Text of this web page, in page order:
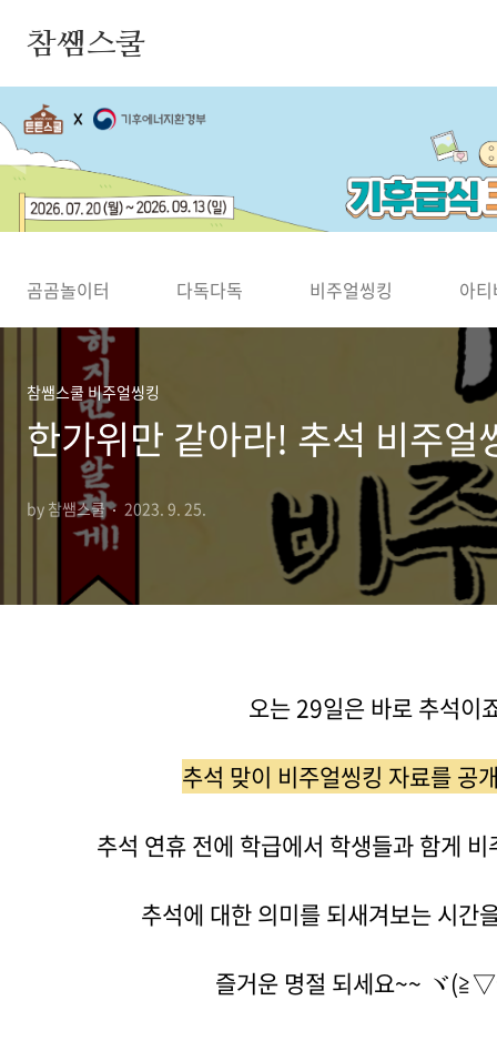
참쌤스쿨
◀
곰곰놀이터 다독다독 비주얼씽킹 아
참쌤스쿨 비주얼씽킹
한가위만 같아라! 추석 비주얼
by 참쌤스쿨 2023. 9. 25.
오는 29일은 바로 추석이
추석 맞이 비주얼씽킹 자료를 공
추석 연휴 전에 학급에서 학생들과 함게
추석에 대한 의미를 되새겨보는 시간
즐거운 명절 되세요~~ ヾ